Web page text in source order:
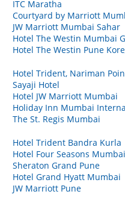
ITC Maratha
Courtyard by Marriott
JW Marriott Mumbai Sahar
Hotel The Westin Mumbai
Hotel The Westin Pune
Hotel Trident, Nariman
Sayaji Hotel
Hotel JW Marriott Mumbai
Holiday Inn Mumbai
The St. Regis Mumbai
Hotel Trident Bandra Kurla
Hotel Four Seasons Mumbai
Sheraton Grand Pune
Hotel Grand Hyatt Mumbai
JW Marriott Pune